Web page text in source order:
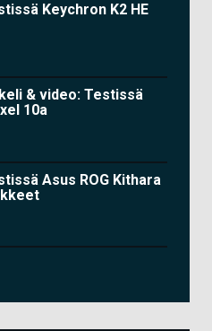
Keychron K2 HE
& video: Testissä
10a
Asus ROG Kithara